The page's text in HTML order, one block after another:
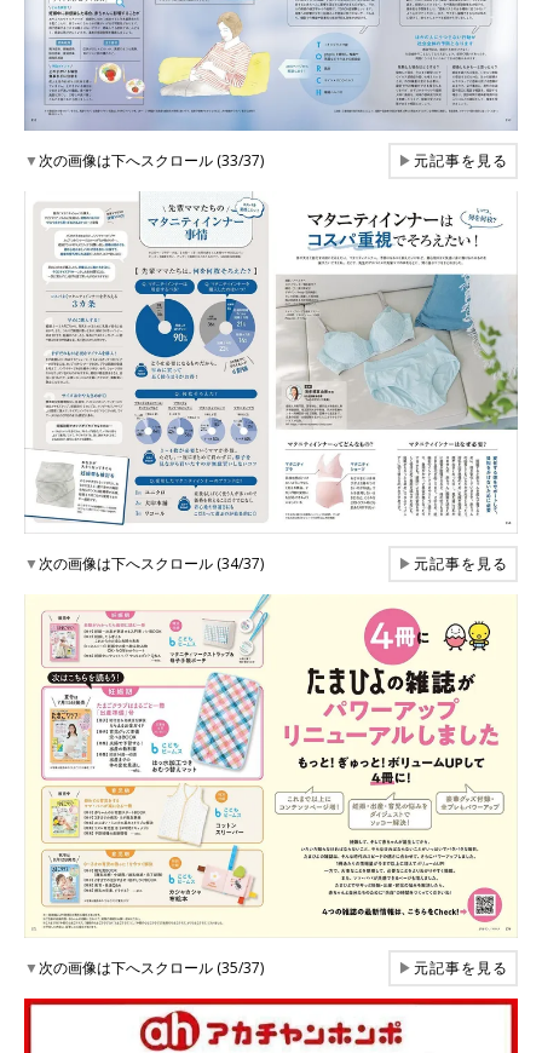
▼次の画像は下へスクロール (33/37) ▶元記事を見る
▼次の画像は下へスクロール (34/37) ▶元記事を見る
▼次の画像は下へスクロール (35/37) ▶元記事を見る